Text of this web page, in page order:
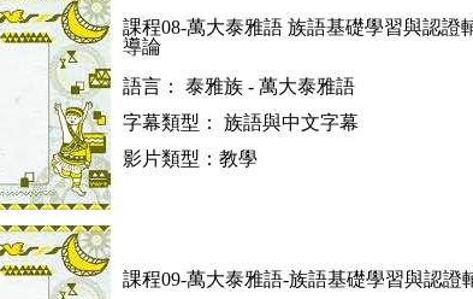
課程08-萬大泰雅語 族語基礎學習與認證
導論
語言： 泰雅族 - 萬大泰雅語
字幕類型： 族語與中文字幕
影片類型：教學
課程09-萬大泰雅語-族語基礎學習與認證